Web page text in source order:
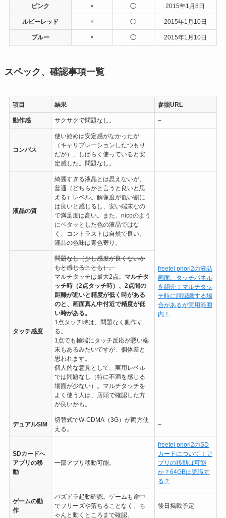
ピンク × ◯ 2015年1月8日
ルビーレッド × ◯ 2015年1月10日
ブルー × ◯ 2015年1月10日
スペック、確認事項一覧
項目 結果 参照URL
動作感 サクサクで問題なし。 –
コンパス
使い始めは安定感がなかったが
（キャリブレーションしたつもり
だが）、しばらく使っていると安
定感した。問題なし。
–
液晶の質
綺麗すぎる液晶とは思えないが、
普通（どちらかと言うと良いと思
える）レベル。解像度が低い割に
は良いと感じるし、安い端末なの
で満足度は高い。また、nicoのよう
にベタッとした色の液晶ではな
く、コントラストは自然で良い。
液晶の色味は青色寄り。
freetel priori2の液晶
画面、タッチパネル
を紹介！マルチタッ
チ時に誤認識する場
合があるが実用範囲
内！
タッチ感度
問題なし（少し感度が良くないか
もと感じることも）。
マルチタッチは最大2点。 マルチタ
ッチ時（2点タッチ時）、2点間の
距離が近いと精度が低く時がある
のと、画面真ん中付近で精度が低
い時がある。
1点タッチ時は、問題なく動作す
る。
1点でも極端にタッチ反応が悪い端
末もあるみたいですが、個体差と
思われます。
個人的な意見として、実用レベル
では問題なし（特に不満を感じる
場面が少ない）。マルチタッチを
よく使う人は、店頭で確認した方
が良いかも。
デュアルSIM
切替式でW-CDMA（3G）が両方使
える。
–
SDカードへ
アプリの移
動
一部アプリ移動可能。
freetel priori2のSD
カードについて！ア
プリの移動は可能
か？64GBは認識す
る？
ゲームの動
作
バズドラ起動確認。ゲームも途中
でフリーズや落ちることなく、ち
ゃんと動くところまで確認。
後日掲載予定